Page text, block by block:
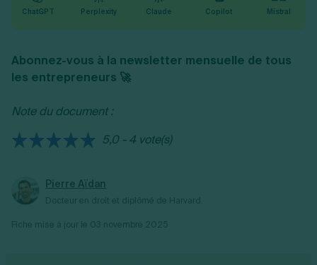
ChatGPT Perplexity Claude Copilot Mistral
Abonnez-vous à la newsletter mensuelle de tous
les entrepreneurs 🚀
Note du document :
5,0 - 4 vote(s)
Pierre Aïdan